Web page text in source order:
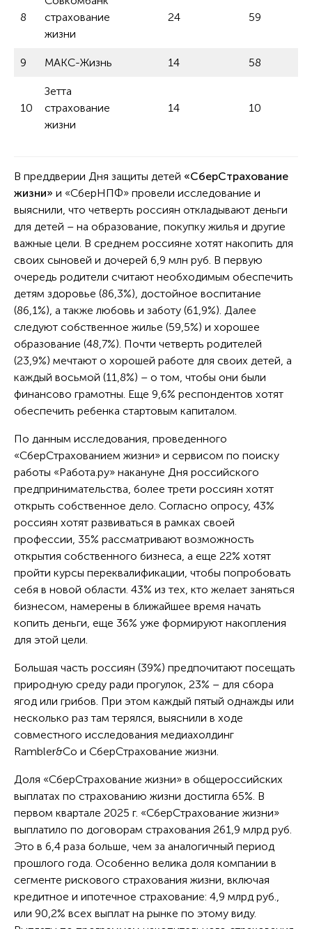
8
страхование
жизни
24 59
9 МАКС-Жизнь 14 58
10
Зетта
страхование
жизни
14 10
В преддверии Дня защиты детей «СберСтрахование
жизни» и «СберНПФ» провели исследование и
выяснили, что четверть россиян откладывают деньги
для детей – на образование, покупку жилья и другие
важные цели. В среднем россияне хотят накопить для
своих сыновей и дочерей 6,9 млн руб. В первую
очередь родители считают необходимым обеспечить
детям здоровье (86,3%), достойное воспитание
(86,1%), а также любовь и заботу (61,9%). Далее
следуют собственное жилье (59,5%) и хорошее
образование (48,7%). Почти четверть родителей
(23,9%) мечтают о хорошей работе для своих детей, а
каждый восьмой (11,8%) – о том, чтобы они были
финансово грамотны. Еще 9,6% респондентов хотят
обеспечить ребенка стартовым капиталом.
По данным исследования, проведенного
«СберСтрахованием жизни» и сервисом по поиску
работы «Работа.ру» накануне Дня российского
предпринимательства, более трети россиян хотят
открыть собственное дело. Согласно опросу, 43%
россиян хотят развиваться в рамках своей
профессии, 35% рассматривают возможность
открытия собственного бизнеса, а еще 22% хотят
пройти курсы переквалификации, чтобы попробовать
себя в новой области. 43% из тех, кто желает заняться
бизнесом, намерены в ближайшее время начать
копить деньги, еще 36% уже формируют накопления
для этой цели.
Большая часть россиян (39%) предпочитают посещать
природную среду ради прогулок, 23% – для сбора
ягод или грибов. При этом каждый пятый однажды или
несколько раз там терялся, выяснили в ходе
совместного исследования медиахолдинг
Rambler&Co и СберСтрахование жизни.
Доля «СберСтрахование жизни» в общероссийских
выплатах по страхованию жизни достигла 65%. В
первом квартале 2025 г. «СберСтрахование жизни»
выплатило по договорам страхования 261,9 млрд руб.
Это в 6,4 раза больше, чем за аналогичный период
прошлого года. Особенно велика доля компании в
сегменте рискового страхования жизни, включая
кредитное и ипотечное страхование: 4,9 млрд руб.,
или 90,2% всех выплат на рынке по этому виду.